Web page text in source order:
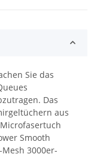
Sie das
Das
aus
Smooth
3000er-